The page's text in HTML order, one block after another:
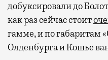
добуксировали до
как раз сейчас стоит
гамме, и по габаритам
Олденбурга и Кошье